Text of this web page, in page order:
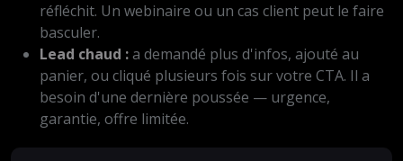
réfléchit. Un webinaire ou un cas client peut le faire
basculer.
Lead chaud :a demandé plus d'infos, ajouté au
panier, ou cliqué plusieurs fois sur votre CTA. Il a
besoin d'une dernière poussée — urgence,
garantie, offre limitée.